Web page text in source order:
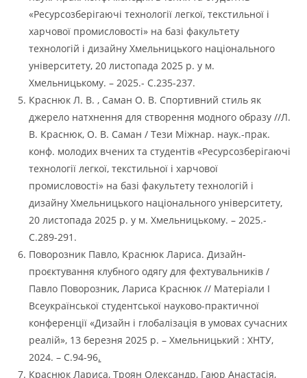
«Ресурсозберігаючі технології легкої, текстильної і
харчової промисловості» на базі факультету
технологій і дизайну Хмельницького національного
університету, 20 листопада 2025 р. у м.
Хмельницькому. – 2025.- С.235-237.
Краснюк Л. В. , Саман О. В. Спортивний стиль як
джерело натхнення для створення модного образу //Л.
В. Краснюк, О. В. Саман / Тези Міжнар. наук.-прак.
конф. молодих вчених та студентів «Ресурсозберігаючі
технології легкої, текстильної і харчової
промисловості» на базі факультету технологій і
дизайну Хмельницького національного університету,
20 листопада 2025 р. у м. Хмельницькому. – 2025.-
С.289-291.
Поворозник Павло, Краснюк Лариса. Дизайн-
проєктування клубного одягу для фехтувальників /
Павло Поворозник, Лариса Краснюк // Матеріали І
Всеукраїнської студентської науково-практичної
конференції «Дизайн і глобалізація в умовах сучасних
реалій», 13 березня 2025 р. – Хмельницький : ХНТУ,
2024. – С.94-96.
Краснюк Лариса, Троян Олександр, Гаюр Анастасія,